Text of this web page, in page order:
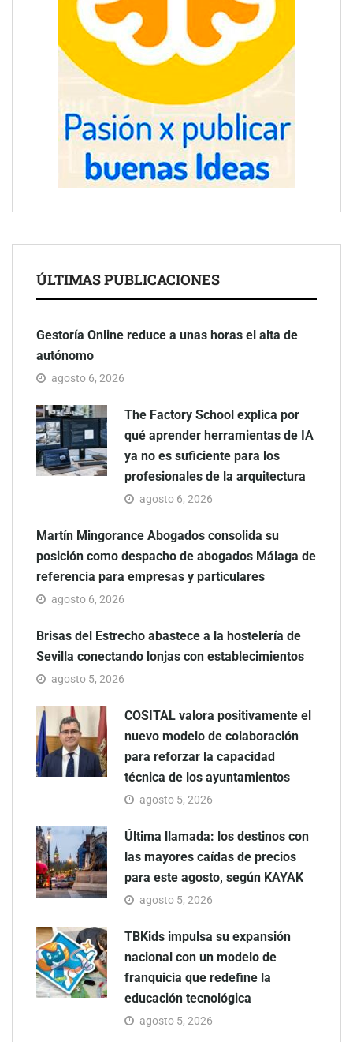
ÚLTIMAS PUBLICACIONES
Gestoría Online reduce a unas horas el alta de
autónomo
agosto 6, 2026
The Factory School explica por
qué aprender herramientas de IA
ya no es suficiente para los
profesionales de la arquitectura
agosto 6, 2026
Martín Mingorance Abogados consolida su
posición como despacho de abogados Málaga de
referencia para empresas y particulares
agosto 6, 2026
Brisas del Estrecho abastece a la hostelería de
Sevilla conectando lonjas con establecimientos
agosto 5, 2026
COSITAL valora positivamente el
nuevo modelo de colaboración
para reforzar la capacidad
técnica de los ayuntamientos
agosto 5, 2026
Última llamada: los destinos con
las mayores caídas de precios
para este agosto, según KAYAK
agosto 5, 2026
TBKids impulsa su expansión
nacional con un modelo de
franquicia que redefine la
educación tecnológica
agosto 5, 2026